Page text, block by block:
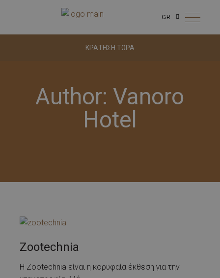
GR
ΚΡΑΤΗΣΗ ΤΩΡΑ
Author: Vanoro
Hotel
Zootechnia
Η Zootechnia είναι η κορυφαία έκθεση για την